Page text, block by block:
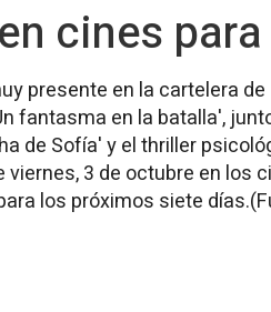
cines
presente en la cartelera
fantasma en la batalla',
de Sofía' y el thriller
3 de octubre en los
los próximos siete